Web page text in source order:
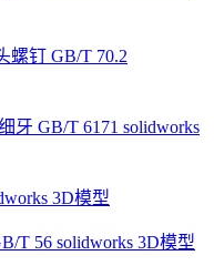
螺钉 GB/T 70.2
牙 GB/T 6171 solidworks
3D模型
T 56 solidworks 3D模型